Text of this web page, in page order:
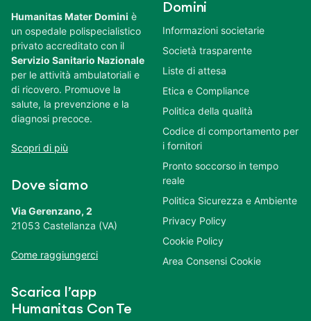
Humanitas Mater Domini è
un ospedale polispecialistico
privato accreditato con il
Servizio Sanitario Nazionale
per le attività ambulatoriali e
di ricovero. Promuove la
salute, la prevenzione e la
diagnosi precoce.
Scopri di più
Dove siamo
Via Gerenzano, 2
21053 Castellanza (VA)
Come raggiungerci
Scarica l’app
Humanitas Con Te
Domini
Informazioni societarie
Società trasparente
Liste di attesa
Etica e Compliance
Politica della qualità
Codice di comportamento per
i fornitori
Pronto soccorso in tempo
reale
Politica Sicurezza e Ambiente
Privacy Policy
Cookie Policy
Area Consensi Cookie